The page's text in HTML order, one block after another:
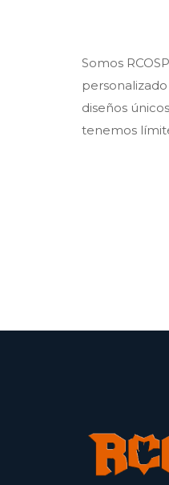
Somos
diseños
tenemos